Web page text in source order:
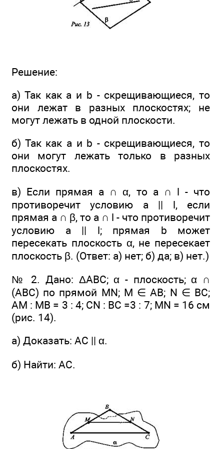
Решение:
а) Так как а и b - скрещивающиеся, то
они лежат в разных плоскостях; не
могут лежать в одной плоскости.
б) Так как а и b - скрещивающиеся, то
они могут лежать только в разных
плоскостях.
в) Если прямая а ∩ α, то а ∩ l - что
противоречит условию а || l, если
прямая а ∩ β, то а ∩ l - что противоречит
условию а || l; прямая b может
пересекать плоскость α, не пересекает
плоскость β. (Ответ: а) нет; б) да; в) нет.)
№ 2. Дано: ΔАВС; α - плоскость; α ∩
(ABC) по прямой MN; М ∈ АВ; N ∈ ВС;
АМ : МВ = 3 : 4; CN : BC =3 : 7; MN = 16 см
(рис. 14).
а) Доказать: АС || α.
б) Найти: АС.